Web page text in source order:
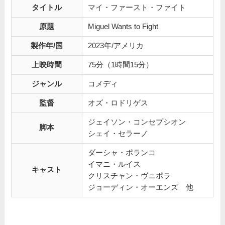
タイトル マイ・ファースト・ファイト
原題 Miguel Wants to Fight
製作年/国 2023年/アメリカ
上映時間 75分（1時間15分）
ジャンル コメディ
監督 オズ・ロドリゲス
脚本
ジェイソン・コンセプシオン
シェイ・セラーノ
キャスト
ダーシャ・ポランコ
イマニ・ルイス
クリスチャン・ヴニポラ
ジョーディン・オーエンズ 他